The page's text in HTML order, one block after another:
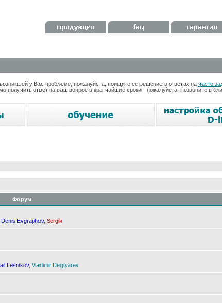
у Вас проблеме, пожалуйста, поищите ее решение в ответах на часто
ответ на ваш вопрос в кратчайшие сроки - пожалуйста, позвоните в
Форум
Denis Evgraphov, Sergik
Lesnikov, Vladimir Degtyarev